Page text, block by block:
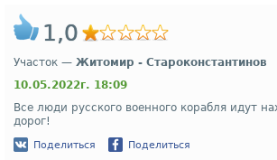
1,0
Участок — Житомир - Староконстантинов
10.05.2022г. 18:09
Все люди русского военного корабля идут
дорог!
Поделиться Поделиться